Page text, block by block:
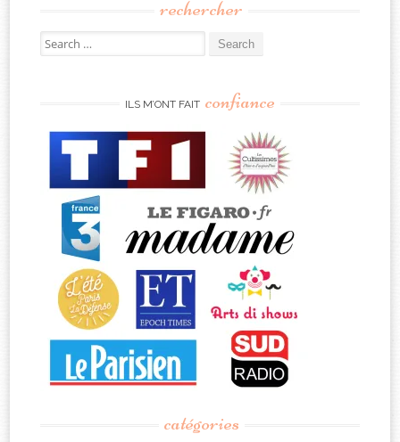
rechercher
Search
for:
ILS M’ONT FAIT confiance
catégories